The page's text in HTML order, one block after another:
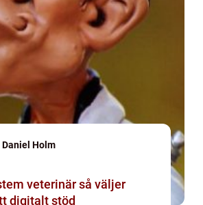
Daniel Holm
så väljer
digitalt stöd